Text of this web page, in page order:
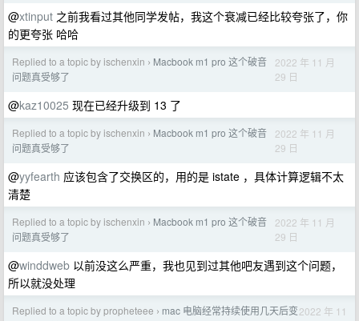
@xtinput 之前我看过其他同学发帖，我这个衰减已经比较夸张了，你
的更夸张 哈哈
Replied to a topic by ischenxin › Macbook m1 pro 这个破音
问题真受够了
2022 年 11 月
29 日
@kaz10025 现在已经升级到 13 了
Replied to a topic by ischenxin › Macbook m1 pro 这个破音
问题真受够了
2022 年 11 月
29 日
@yyfearth 应该包含了交换区的，用的是 istate ，具体计算逻辑不太
清楚
Replied to a topic by ischenxin › Macbook m1 pro 这个破音
问题真受够了
2022 年 11 月
29 日
@winddweb 以前没这么严重，我也见到过其他吧友遇到这个问题，
所以就没处理
Replied to a topic by propheteee › mac 电脑经常持续使用几天后变2022 年 11